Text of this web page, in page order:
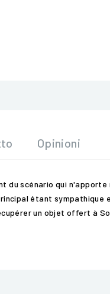
Opinioni
scénario qui n'apporte
étant sympathique
un objet offert à